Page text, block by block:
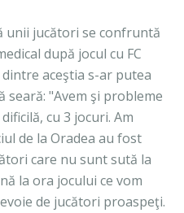
unii jucători se confruntă
după jocul cu FC
aceştia s-ar putea
seară: "Avem şi probleme
cu 3 jocuri. Am
de la Oradea au fost
care nu sunt sută la
la ora jocului ce vom
de jucători proaspeţi.